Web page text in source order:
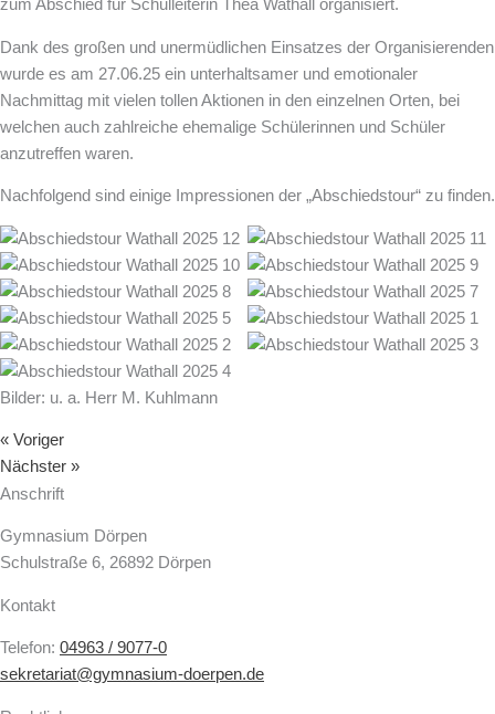
zum Abschied für Schulleiterin Thea Wathall organisiert.
Dank des großen und unermüdlichen Einsatzes der Organisierenden
wurde es am 27.06.25 ein unterhaltsamer und emotionaler
Nachmittag mit vielen tollen Aktionen in den einzelnen Orten, bei
welchen auch zahlreiche ehemalige Schülerinnen und Schüler
anzutreffen waren.
Nachfolgend sind einige Impressionen der „Abschiedstour“ zu finden.
Bilder: u. a. Herr M. Kuhlmann
« Voriger
Nächster »
Anschrift
Gymnasium Dörpen
Schulstraße 6, 26892 Dörpen
Kontakt
Telefon: 04963 / 9077-0
sekretariat@gymnasium-doerpen.de